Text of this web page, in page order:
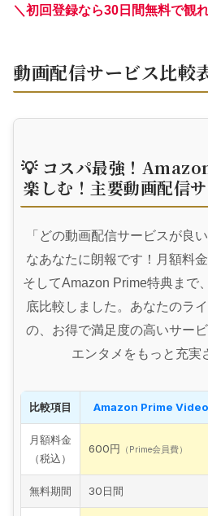
＼初回登録なら30日間無料で観
動画配信サービス比較
💡 コスパ最強！
楽しむ！主要動画配信
「どの動画配信サービスが良
なあなたに朗報です！月額料
そしてAmazon Prime特典まで
底比較しました。あなたのラ
の、お得で満足度の高いサー
エンタメをもっと充実
比較項目 Amazon Prime Video
月額料金
（税込）
600円 （Prime会員費）
無料期間 30日間